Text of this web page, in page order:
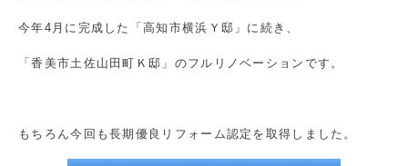
今年4月に完成した「高知市横浜Ｙ邸」に続き、
「香美市土佐山田町Ｋ邸」のフルリノベーションです。
もちろん今回も長期優良リフォーム認定を取得しました。